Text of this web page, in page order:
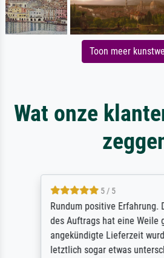
Toon meer
Wat onze
5 / 5
Rundum positive Erfahrung.
des Auftrags hat eine Weile
angekündigte Lieferzeit
letztlich sogar etwas